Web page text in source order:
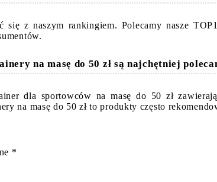
z naszym rankingiem. Polecamy nasze
na masę do 50 zł są najchętniej
dla sportowców na masę do 50 zł
na masę do 50 zł to produkty często
*